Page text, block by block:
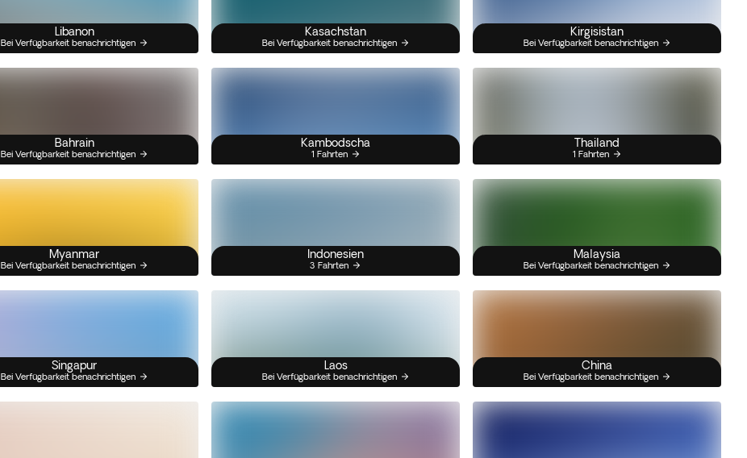
Libanon
Bei Verfügbarkeit benachrichtigen
Kasachstan
Bei Verfügbarkeit benachrichtigen
Kirgisistan
Bei Verfügbarkeit benachrichtigen
Bahrain
Bei Verfügbarkeit benachrichtigen
Kambodscha
1 Fahrten
Thailand
1 Fahrten
Myanmar
Bei Verfügbarkeit benachrichtigen
Indonesien
3 Fahrten
Malaysia
Bei Verfügbarkeit benachrichtigen
Singapur
Bei Verfügbarkeit benachrichtigen
Laos
Bei Verfügbarkeit benachrichtigen
China
Bei Verfügbarkeit benachrichtigen